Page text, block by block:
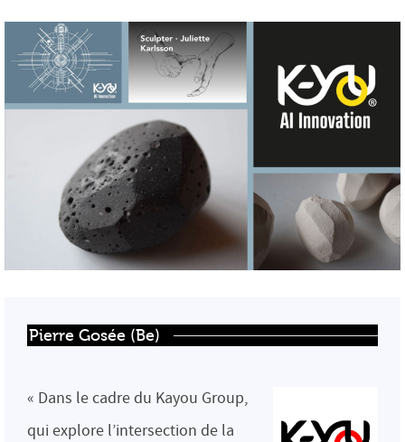
Pierre Gosée (Be)
« Dans le cadre du Kayou Group,
qui explore l’intersection de la